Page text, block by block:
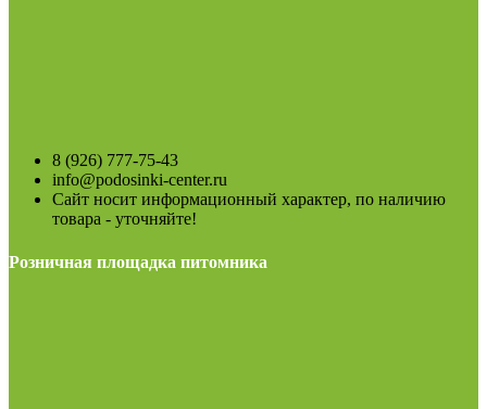
8 (926) 777-75-43
info@podosinki-center.ru
Сайт носит информационный характер, по наличию
товара - уточняйте!
Розничная площадка питомника